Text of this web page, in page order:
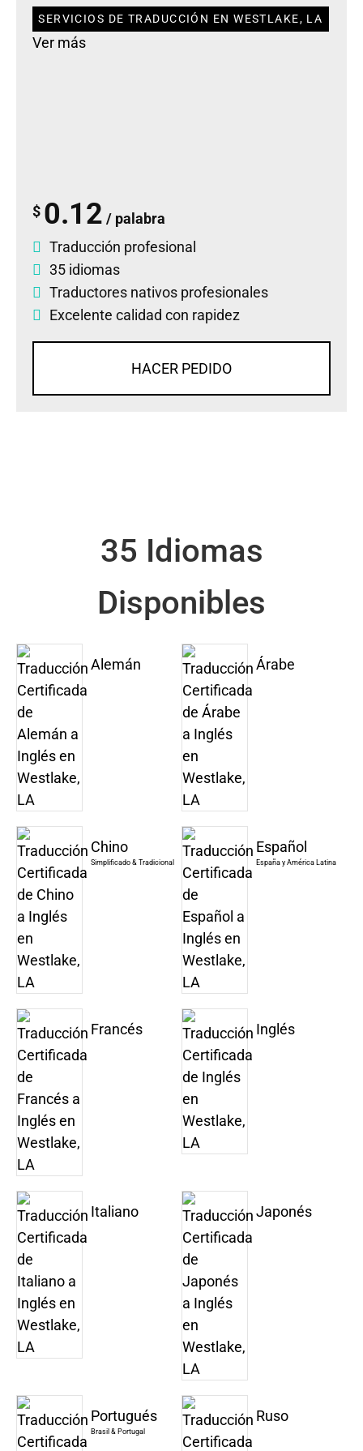
SERVICIOS DE TRADUCCIÓN EN WESTLAKE, LA
Ver más
$ 0.12 / palabra
Traducción profesional
35 idiomas
Traductores nativos profesionales
Excelente calidad con rapidez
HACER PEDIDO
35 Idiomas
Disponibles
Alemán Árabe
Chino
Simplificado & Tradicional
Español
España y América Latina
Francés Inglés
Italiano Japonés
Portugués
Brasil & Portugal
Ruso